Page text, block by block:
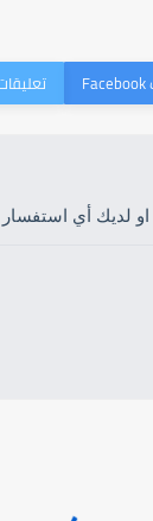
لديك أي استفسار